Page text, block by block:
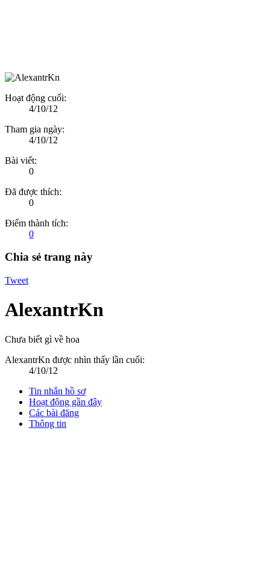
Hoạt động cuối:
4/10/12
Tham gia ngày:
4/10/12
Bài viết:
0
Đã được thích:
0
Điểm thành tích:
0
Chia sẻ trang này
Tweet
AlexantrKn
Chưa biết gì về hoa
AlexantrKn được nhìn thấy lần cuối:
4/10/12
Tin nhắn hồ sơ
Hoạt động gần đây
Các bài đăng
Thông tin